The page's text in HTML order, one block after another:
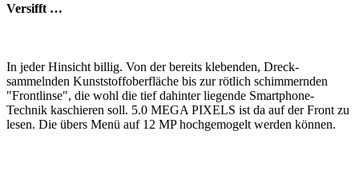
Versifft …
In jeder Hinsicht billig. Von der bereits klebenden, Dreck-
sammelnden Kunststoffoberfläche bis zur rötlich schimmernden
"Frontlinse", die wohl die tief dahinter liegende Smartphone-
Technik kaschieren soll. 5.0 MEGA PIXELS ist da auf der Front zu
lesen. Die übers Menü auf 12 MP hochgemogelt werden können.